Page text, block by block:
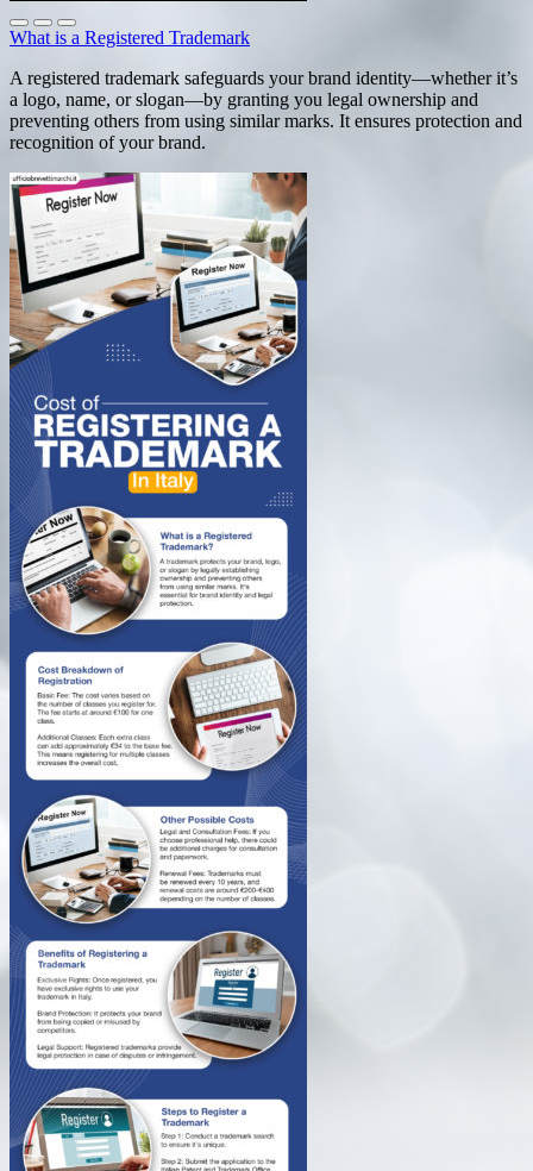
What is a Registered Trademark
A registered trademark safeguards your brand identity—whether it’s
a logo, name, or slogan—by granting you legal ownership and
preventing others from using similar marks. It ensures protection and
recognition of your brand.